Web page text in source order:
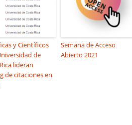
y Científicos
de
lideran
de citaciones en
Semana de Acceso
Abierto 2021